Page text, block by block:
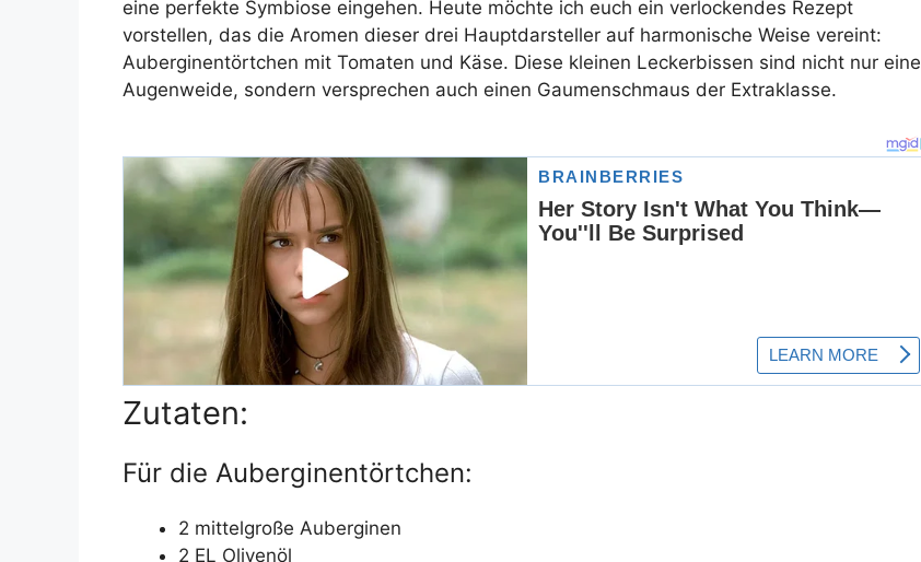
eine perfekte Symbiose eingehen. Heute möchte ich euch ein verlockendes Rezept
vorstellen, das die Aromen dieser drei Hauptdarsteller auf harmonische Weise vereint:
Auberginentörtchen mit Tomaten und Käse. Diese kleinen Leckerbissen sind nicht nur eine
Augenweide, sondern versprechen auch einen Gaumenschmaus der Extraklasse.
Zutaten:
Für die Auberginentörtchen:
2 mittelgroße Auberginen
2 EL Olivenöl